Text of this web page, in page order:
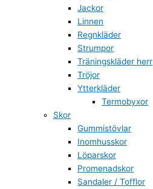
Jackor
Linnen
Regnkläder
Strumpor
Träningskläder herr
Tröjor
Ytterkläder
Termobyxor
Skor
Gummistövlar
Inomhusskor
Löparskor
Promenadskor
Sandaler / Tofflor